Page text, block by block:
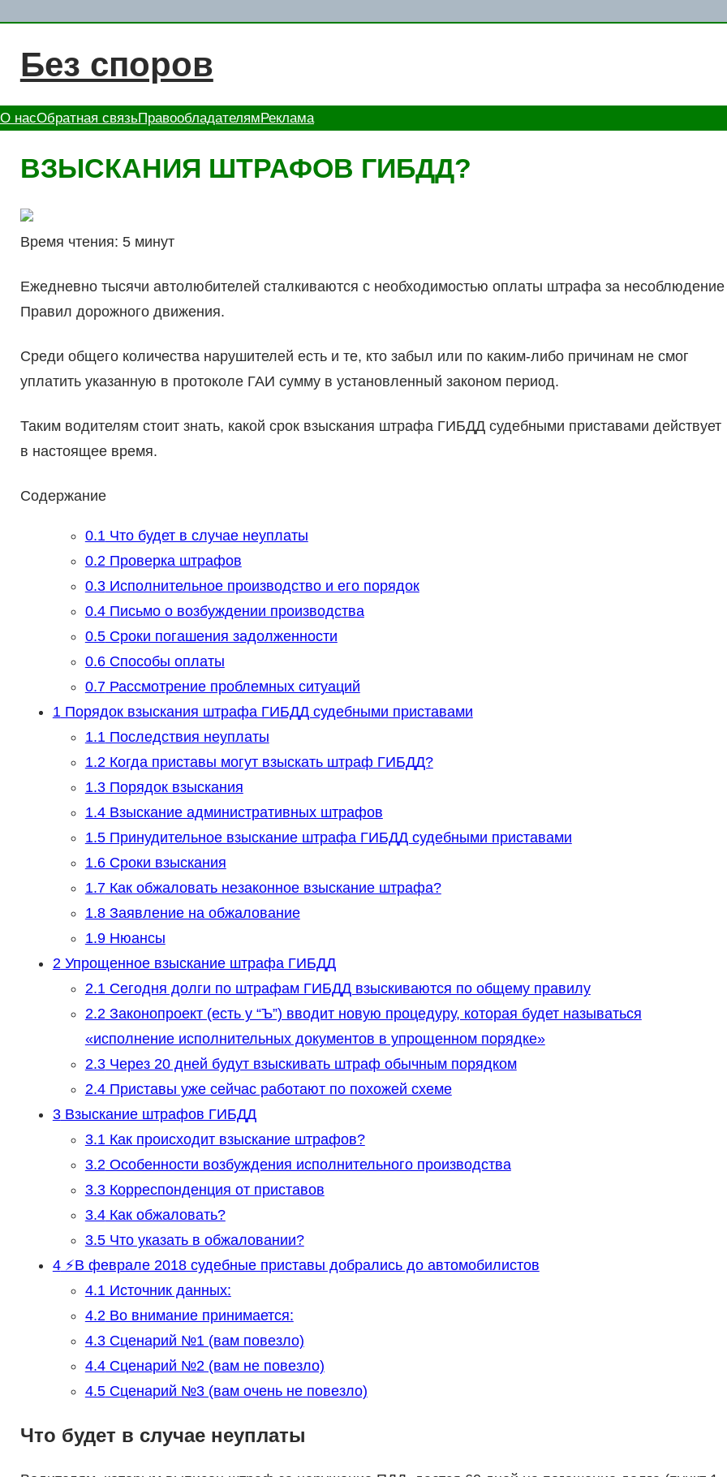
содержимому
Без споров
О насОбратная связьПравообладателям Реклама
ВЗЫСКАНИЯ ШТРАФОВ ГИБДД?
Время чтения: 5 минут
Ежедневно тысячи автолюбителей сталкиваются с необходимостью оплаты штрафа за несоблюдение
Правил дорожного движения.
Среди общего количества нарушителей есть и те, кто забыл или по каким-либо причинам не смог
уплатить указанную в протоколе ГАИ сумму в установленный законом период.
Таким водителям стоит знать, какой срок взыскания штрафа ГИБДД судебными приставами действует
в настоящее время.
Содержание
0.1Что будет в случае неуплаты
0.2Проверка штрафов
0.3Исполнительное производство и его порядок
0.4Письмо о возбуждении производства
0.5Сроки погашения задолженности
0.6Способы оплаты
0.7Рассмотрение проблемных ситуаций
1Порядок взыскания штрафа ГИБДД судебными приставами
1.1Последствия неуплаты
1.2Когда приставы могут взыскать штраф ГИБДД?
1.3Порядок взыскания
1.4Взыскание административных штрафов
1.5Принудительное взыскание штрафа ГИБДД судебными приставами
1.6Сроки взыскания
1.7Как обжаловать незаконное взыскание штрафа?
1.8Заявление на обжалование
1.9Нюансы
2Упрощенное взыскание штрафа ГИБДД
2.1Сегодня долги по штрафам ГИБДД взыскиваются по общему правилу
2.2Законопроект (есть у “Ъ”) вводит новую процедуру, которая будет называться
«исполнение исполнительных документов в упрощенном порядке»
2.3Через 20 дней будут взыскивать штраф обычным порядком
2.4Приставы уже сейчас работают по похожей схеме
3Взыскание штрафов ГИБДД
3.1Как происходит взыскание штрафов?
3.2Особенности возбуждения исполнительного производства
3.3Корреспонденция от приставов
3.4Как обжаловать?
3.5Что указать в обжаловании?
4⚡️В феврале 2018 судебные приставы добрались до автомобилистов
4.1Источник данных:
4.2Во внимание принимается:
4.3Сценарий №1 (вам повезло)
4.4Сценарий №2 (вам не повезло)
4.5Сценарий №3 (вам очень не повезло)
Что будет в случае неуплаты